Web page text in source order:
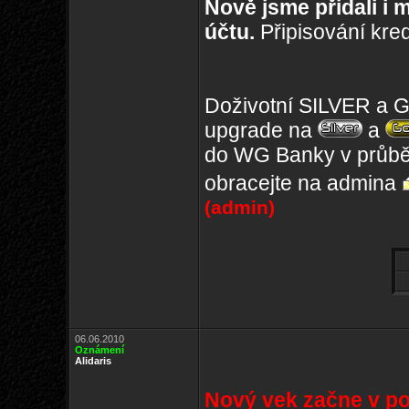
Nově jsme přidali i
účtu. Připisování
Doživotní SILVER a
upgrade na
a
do WG Banky v
obracejte na admina
(admin)
06.06.2010
Oznámení
Alidaris
Nový vek začne v